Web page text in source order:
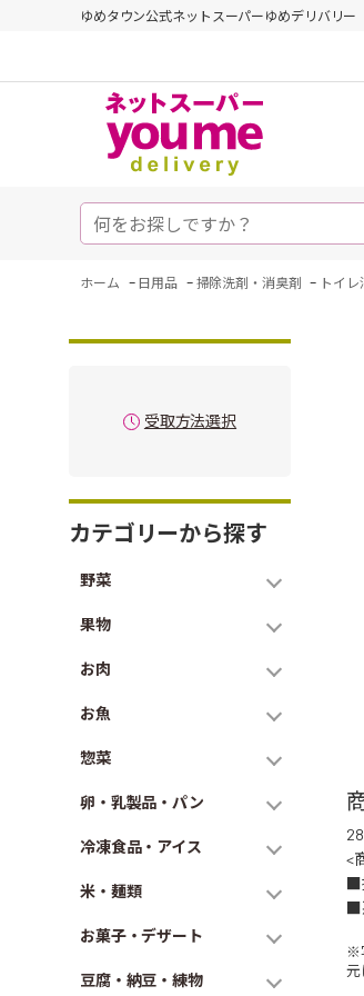
ゆめタウン公式ネットスーパーゆめデリバリー
ホーム - 日用品 - 掃除洗剤・消臭剤 - トイレ
受取方法選択
カテゴリーから探す
野菜
果物
お肉
お魚
惣菜
卵・乳製品・パン
冷凍食品・アイス
米・麺類
お菓子・デザート
豆腐・納豆・練物
<
■
■
※
元